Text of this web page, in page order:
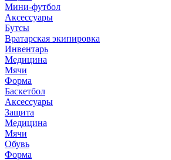
Мини-футбол
Аксессуары
Бутсы
Вратарская экипировка
Инвентарь
Медицина
Мячи
Форма
Баскетбол
Аксессуары
Защита
Медицина
Мячи
Обувь
Форма